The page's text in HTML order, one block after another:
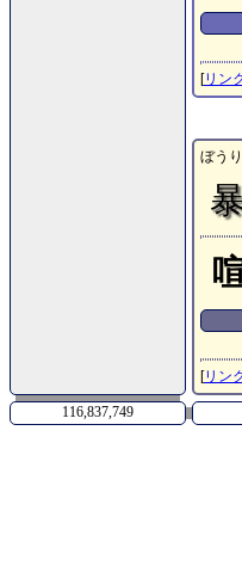
[リン
ぼう
[リン
116,837,749